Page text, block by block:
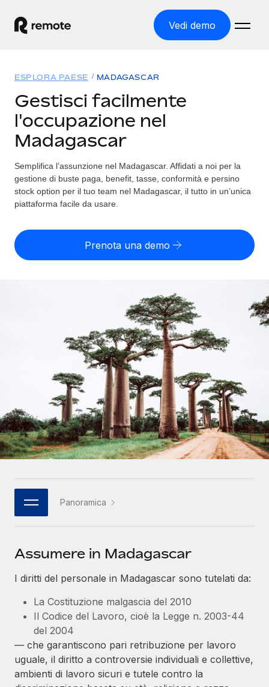
Vedi demo
ASSUMI NEL MONDO
Global Payroll
Employer of Record
Espanditi con zero costi di entità locale
Affidati agli esperti per la gestione HR e la
Soluzioni
COPERTURA GLOBALE
Ricerca paesi
Trova i servizi di supporto all’impiego per ogni Paese
Confronta Remote
Integra l'HR globale nella tua piattaforma in modo
CASE STUDIES
Tariffe
Italiano
English
Nederlands
Português (Portugal)
日本語
Login
ESPLORA PAESE MADAGASCAR
Gestisci facilmente
l'occupazione nel
Madagascar
Semplifica l’assunzione nel Madagascar. Affidati a noi per la
gestione di buste paga, benefit, tasse, conformità e persino
stock option per il tuo team nel Madagascar, il tutto in un’unica
piattaforma facile da usare.
Prenota una demo
Panoramica
Assumere in Madagascar
I diritti del personale in Madagascar sono tutelati da:
La Costituzione malgascia del 2010
Il Codice del Lavoro, cioè la Legge n. 2003-44
del 2004
— che garantiscono pari retribuzione per lavoro
uguale, il diritto a controversie individuali e collettive,
ambienti di lavoro sicuri e tutele contro la